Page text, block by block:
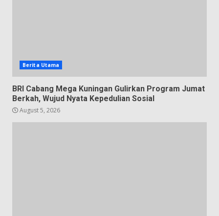
Berita Utama
BRI Cabang Mega Kuningan Gulirkan Program Jumat
Berkah, Wujud Nyata Kepedulian Sosial
August 5, 2026